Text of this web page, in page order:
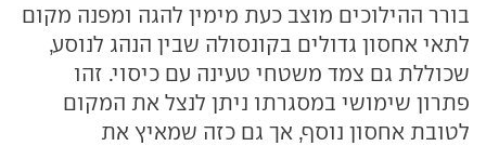
בורר ההילוכים מוצב כעת מימין להגה ומפנה מקום
לתאי אחסון גדולים בקונסולה שבין הנהג לנוסע,
שכוללת גם צמד משטחי טעינה עם כיסוי. זהו
פתרון שימושי במסגרתו ניתן לנצל את המקום
לטובת אחסון נוסף, אך גם כזה שמאיץ את